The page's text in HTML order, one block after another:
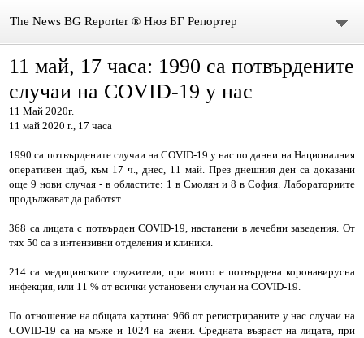
The News BG Reporter ® Нюз БГ Репортер
НОВИНИ
ЗА НАС
ВИДЕО
Иван Върбанов – журналист | The News BG Reporter
РЕДАКЦИОННА ПОЛИТИКА НА THE NEWS BG REPORTER
11 май, 17 часа: 1990 са потвърдените
случаи на COVID-19 у нас
11 Май 2020г.
11 май 2020 г., 17 часа
1990 са потвърдените случаи на COVID-19 у нас по данни на Националния
оперативен щаб, към 17 ч., днес, 11 май. През днешния ден са доказани
още 9 нови случая - в областите: 1 в Смолян и 8 в София. Лабораториите
продължават да работят.
368 са лицата с потвърден COVID-19, настанени в лечебни заведения. От
тях 50 са в интензивни отделения и клиники.
214 са медицинските служители, при които е потвърдена коронавирусна
инфекция, или 11 % от всички установени случаи на COVID-19.
По отношение на общата картина: 966 от регистрираните у нас случаи на
COVID-19 са на мъже и 1024 на жени. Средната възраст на лицата, при